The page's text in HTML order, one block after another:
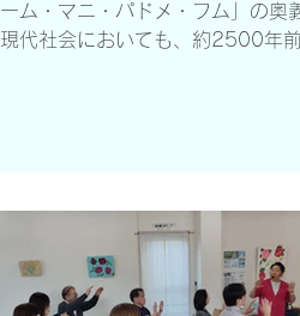
ーム・マニ・パドメ・フム」の奥
現代社会においても、約2500年前